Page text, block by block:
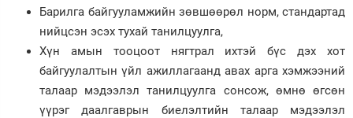
Барилга байгууламжийн зөвшөөрөл норм, стандартад
нийцсэн эсэх тухай танилцуулга,
Хүн амын тооцоот нягтрал ихтэй бүс дэх хот
байгуулалтын үйл ажиллагаанд авах арга хэмжээний
талаар мэдээлэл танилцуулга сонсож, өмнө өгсөн
үүрэг даалгаврын биелэлтийн талаар мэдээлэл